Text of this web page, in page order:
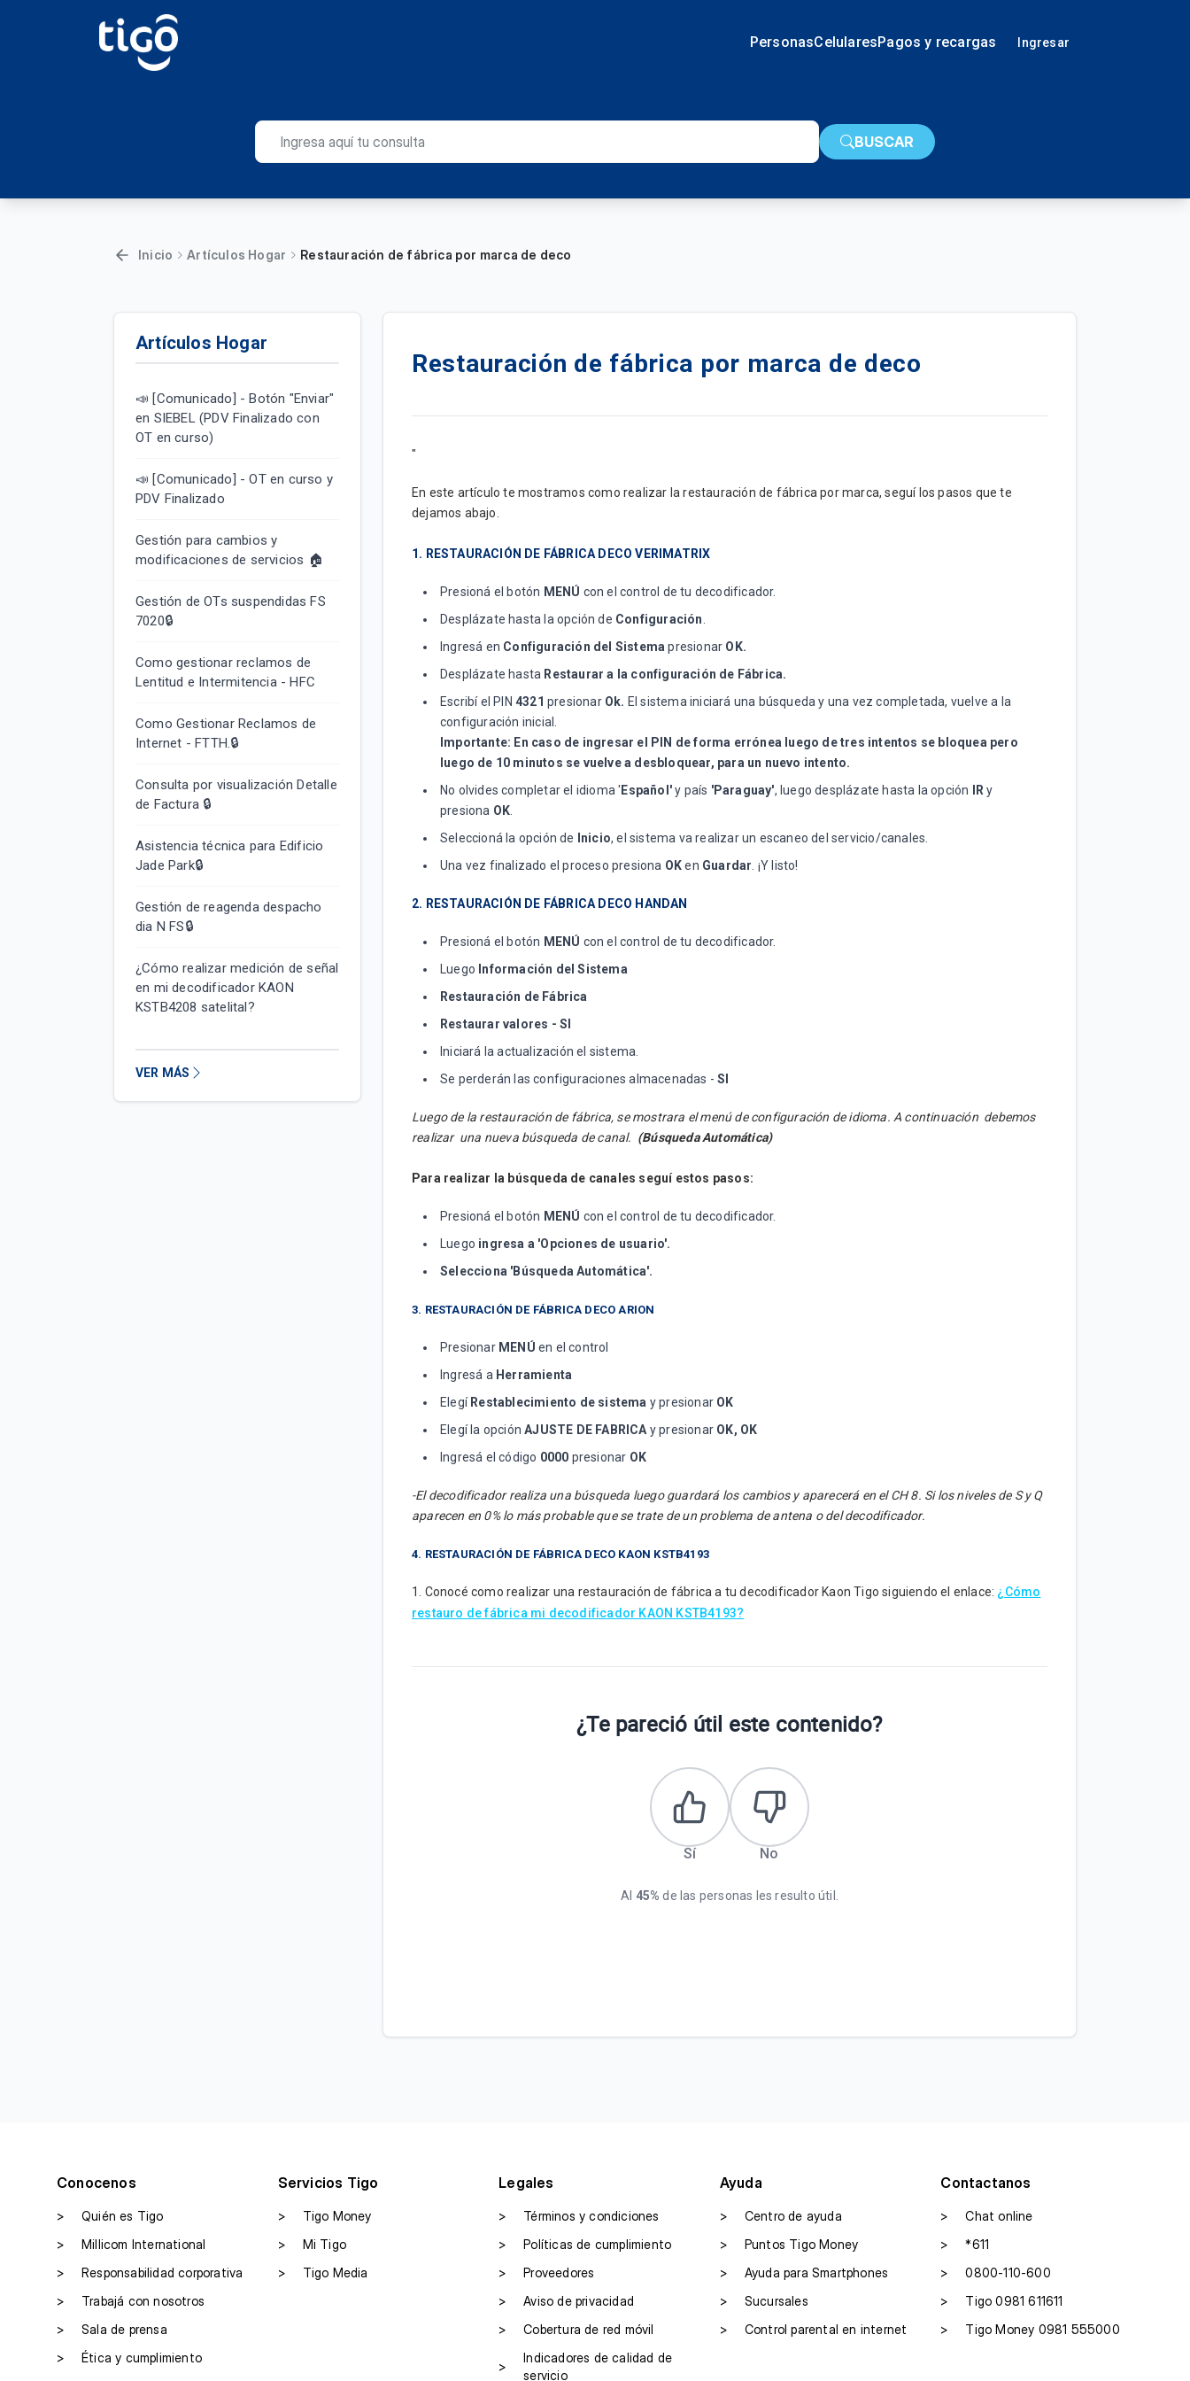
PersonasCelularesPagos y recargas Ingresar
BUSCAR
Inicio Artículos Hogar Restauración de fábrica por marca de deco
Artículos Hogar
📣 [Comunicado] - Botón "Enviar"
en SIEBEL (PDV Finalizado con
OT en curso)
📣 [Comunicado] - OT en curso y
PDV Finalizado
Gestión para cambios y
modificaciones de servicios 🏠
Gestión de OTs suspendidas FS
7020🔒
Como gestionar reclamos de
Lentitud e Intermitencia - HFC
Como Gestionar Reclamos de
Internet - FTTH.🔒
Consulta por visualización Detalle
de Factura 🔒
Asistencia técnica para Edificio
Jade Park🔒
Gestión de reagenda despacho
dia N FS🔒
¿Cómo realizar medición de señal
en mi decodificador KAON
KSTB4208 satelital?
VER MÁS
Restauración de fábrica por marca de deco
"
En este artículo te mostramos como realizar la restauración de fábrica por marca, seguí los pasos que te
dejamos abajo.
1. RESTAURACIÓN DE FÁBRICA DECO VERIMATRIX
Presioná el botón MENÚ con el control de tu decodificador.
Desplázate hasta la opción de Configuración
Ingresá en Configuración del Sistemapresionar OK.
Desplázate hasta Restaurar a la configuración de Fábrica.
Escribí el PIN 4321 presionarOk. El sistema iniciará una búsqueda y una vez completada, vuelve a la
configuración inicial.
Importante: En caso de ingresar el PIN de forma errónea luego de tres intentos se bloquea pero
luego de 10 minutos se vuelve a desbloquear, para un nuevo intento.
No olvides completar el idioma ' Español'y país 'Paraguay', luego desplázate hasta la opción IR y
presiona OK
Seleccioná la opción de
Inicio, el sistema va realizar un escaneo del servicio/canales.
Una vez finalizado el proceso presiona OKen Guardar . ¡Y listo!
2. RESTAURACIÓN DE FÁBRICA DECO HANDAN
Presioná el botón MENÚ con el control de tu decodificador.
Luego Información del Sistema
Restauración de Fábrica
Restaurar valores - SI
Iniciará la actualización el sistema.
Se perderán las configuraciones almacenadas - SI
Luego de la restauración de fábrica, se mostrara el menú de configuración de idioma. A continuación debemos
realizar una nueva búsqueda de canal. (Búsqueda Automática)
Para realizar la búsqueda de canales seguí estos pasos:
Presioná el botón MENÚ con el control de tu decodificador.
Luego ingresa a 'Opciones de usuario'.
Selecciona 'Búsqueda Automática'.
3. RESTAURACIÓN DE FÁBRICA DECO ARION
Presionar MENÚ en el control
Ingresá a Herramienta
Elegí Restablecimiento de sistema y presionar OK
Elegí la opciónAJUSTE DE FABRICA y presionar OK, OK
Ingresá el código 0000 presionar OK
-El decodificador realiza una búsqueda luego guardará los cambios y aparecerá en el CH 8. Si los niveles de S y Q
aparecen en 0% lo más probable que se trate de un problema de antena o del decodificador.
4. RESTAURACIÓN DE FÁBRICA DECO KAON KSTB4193
1. Conocé como realizar una restauración de fábrica a tu decodificador Kaon Tigo siguiendo el enlace: ¿Cómo
restauro de fábrica mi decodificador KAON KSTB4193?
¿Te pareció útil este contenido?
Sí No
Al 45% de las personas les resulto útil.
Conocenos
>
Quién es Tigo
>
Millicom International
>
Responsabilidad corporativa
>
Trabajá con nosotros
>
Sala de prensa
>
Ética y cumplimiento
Servicios Tigo
>
Tigo Money
>
Mi Tigo
>
Tigo Media
Legales
>
Términos y condiciones
>
Políticas de cumplimiento
>
Proveedores
>
Aviso de privacidad
>
Cobertura de red móvil
>
Indicadores de calidad de
servicio
Ayuda
>
Centro de ayuda
>
Puntos Tigo Money
>
Ayuda para Smartphones
>
Sucursales
>
Control parental en internet
Contactanos
>
Chat online
>
*611
>
0800-110-600
>
Tigo 0981 611611
>
Tigo Money 0981 555000